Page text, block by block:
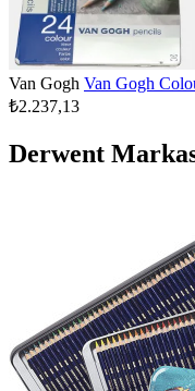
Van Gogh Van Gogh
₺2.237,13
Derwent